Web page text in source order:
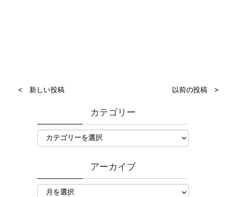
< 新しい投稿 以前の投稿 >
カテゴリー
アーカイブ